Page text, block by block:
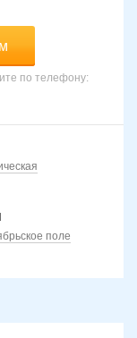
по телефону:
поле